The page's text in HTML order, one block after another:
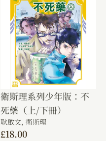
衛斯理系列少年版：不
死藥（上/下冊）
耿啟文, 衛斯理
£18.00